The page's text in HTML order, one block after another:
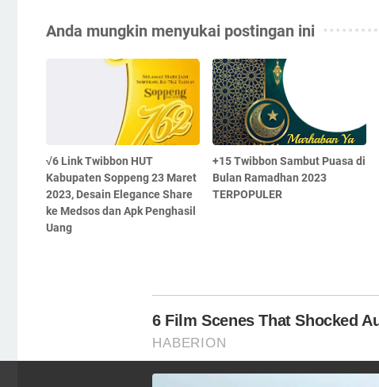
Anda mungkin menyukai postingan ini
√6 Link Twibbon HUT
Kabupaten Soppeng 23 Maret
2023, Desain Elegance Share
ke Medsos dan Apk Penghasil
Uang
+15 Twibbon Sambut Puasa di
Bulan Ramadhan 2023
TERPOPULER